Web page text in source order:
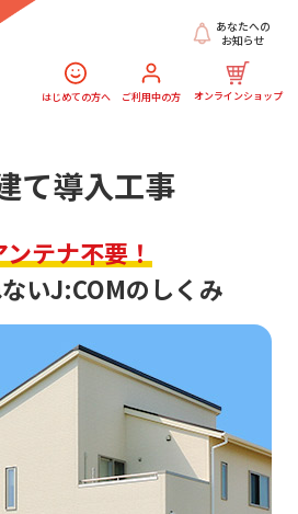
はじめての方へ ご利用中の方 オンラインショップ
あなたへの
お知らせ
て導入工事
ンテナ不要！
いJ:COMのしくみ